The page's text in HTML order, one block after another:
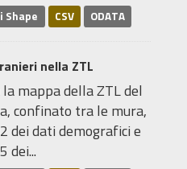
Shape CSV ODATA
nella ZTL
mappa della ZTL del
confinato tra le mura,
dei dati demografici e
dei...